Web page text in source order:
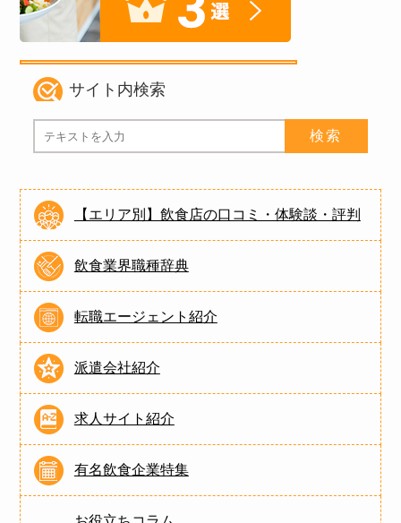
サイト内検索
【エリア別】飲食店の口コミ・体験談・評判
飲食業界職種辞典
転職エージェント紹介
派遣会社紹介
求人サイト紹介
有名飲食企業特集